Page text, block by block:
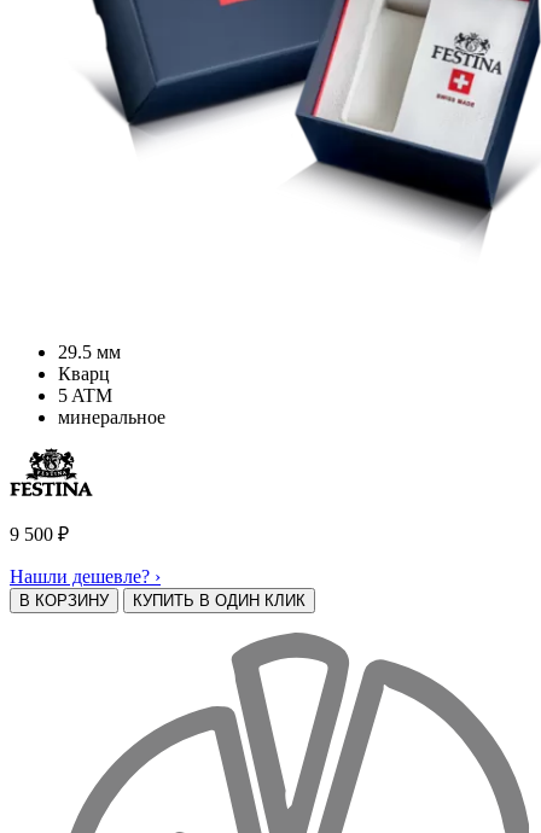
29.5 мм
Кварц
5 ATM
минеральное
9 500 ₽
Нашли дешевле? ›
В КОРЗИНУ КУПИТЬ В ОДИН КЛИК